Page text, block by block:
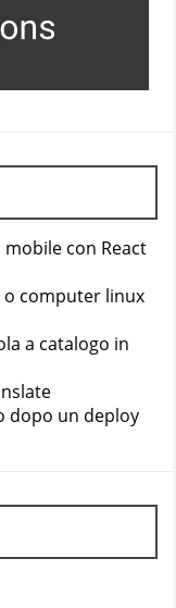
con React
computer linux
a catalogo in
dopo un deploy